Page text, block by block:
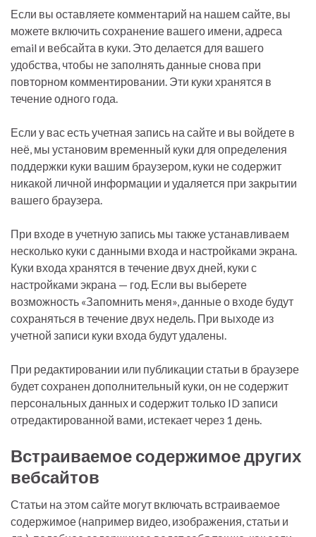
Если вы оставляете комментарий на нашем сайте, вы
можете включить сохранение вашего имени, адреса
email и вебсайта в куки. Это делается для вашего
удобства, чтобы не заполнять данные снова при
повторном комментировании. Эти куки хранятся в
течение одного года.
Если у вас есть учетная запись на сайте и вы войдете в
неё, мы установим временный куки для определения
поддержки куки вашим браузером, куки не содержит
никакой личной информации и удаляется при закрытии
вашего браузера.
При входе в учетную запись мы также устанавливаем
несколько куки с данными входа и настройками экрана.
Куки входа хранятся в течение двух дней, куки с
настройками экрана — год. Если вы выберете
возможность «Запомнить меня», данные о входе будут
сохраняться в течение двух недель. При выходе из
учетной записи куки входа будут удалены.
При редактировании или публикации статьи в браузере
будет сохранен дополнительный куки, он не содержит
персональных данных и содержит только ID записи
отредактированной вами, истекает через 1 день.
Встраиваемое содержимое других
вебсайтов
Статьи на этом сайте могут включать встраиваемое
содержимое (например видео, изображения, статьи и